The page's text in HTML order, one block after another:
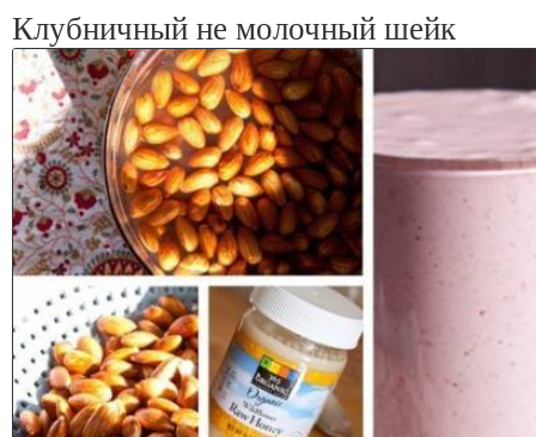
Клубничный не молочный шейк